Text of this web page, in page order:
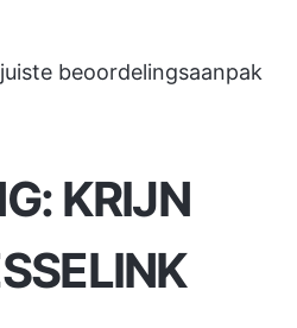
beoordelingsaanpak
KRIJN